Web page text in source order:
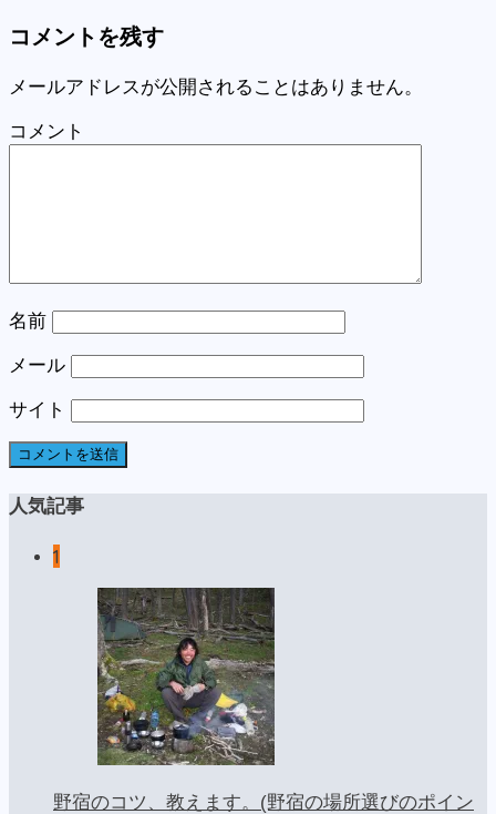
コメントを残す
メールアドレスが公開されることはありません。
コメント
名前
メール
サイト
人気記事
1
野宿のコツ、教えます。(野宿の場所選びのポイン